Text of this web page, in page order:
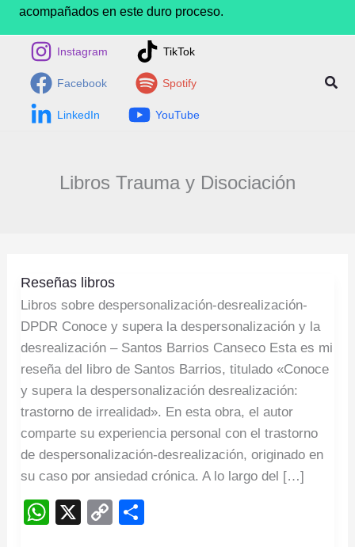
acompañados en este duro proceso.
Instagram TikTok
Facebook Spotify
LinkedIn YouTube
Libros Trauma y Disociación
Reseñas libros
Libros sobre despersonalización-desrealización-
DPDR Conoce y supera la despersonalización y la
desrealización – Santos Barrios Canseco Esta es mi
reseña del libro de Santos Barrios, titulado «Conoce
y supera la despersonalización desrealización:
trastorno de irrealidad». En esta obra, el autor
comparte su experiencia personal con el trastorno
de despersonalización-desrealización, originado en
su caso por ansiedad crónica. A lo largo del […]
W X
C
libros